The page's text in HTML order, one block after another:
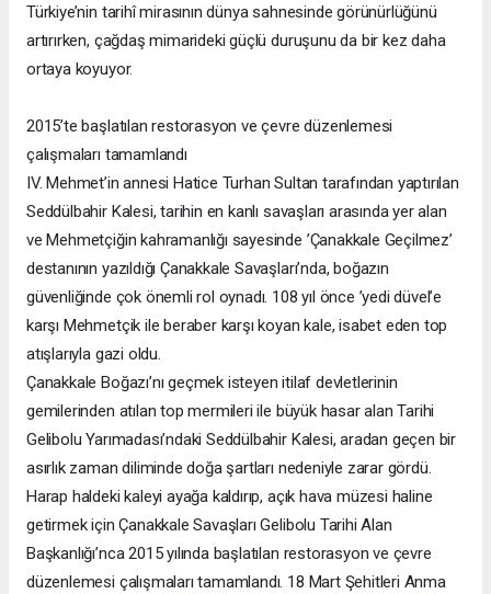
Türkiye’nin tarihî mirasının dünya sahnesinde görünürlüğünü
artırırken, çağdaş mimarideki güçlü duruşunu da bir kez daha
ortaya koyuyor.
2015’te başlatılan restorasyon ve çevre düzenlemesi
çalışmaları tamamlandı
IV. Mehmet’in annesi Hatice Turhan Sultan tarafından yaptırılan
Seddülbahir Kalesi, tarihin en kanlı savaşları arasında yer alan
ve Mehmetçiğin kahramanlığı sayesinde ’Çanakkale Geçilmez’
destanının yazıldığı Çanakkale Savaşları’nda, boğazın
güvenliğinde çok önemli rol oynadı. 108 yıl önce ’yedi düvel’e
karşı Mehmetçik ile beraber karşı koyan kale, isabet eden top
atışlarıyla gazi oldu.
Çanakkale Boğazı’nı geçmek isteyen itilaf devletlerinin
gemilerinden atılan top mermileri ile büyük hasar alan Tarihi
Gelibolu Yarımadası’ndaki Seddülbahir Kalesi, aradan geçen bir
asırlık zaman diliminde doğa şartları nedeniyle zarar gördü.
Harap haldeki kaleyi ayağa kaldırıp, açık hava müzesi haline
getirmek için Çanakkale Savaşları Gelibolu Tarihi Alan
Başkanlığı’nca 2015 yılında başlatılan restorasyon ve çevre
düzenlemesi çalışmaları tamamlandı. 18 Mart Şehitleri Anma